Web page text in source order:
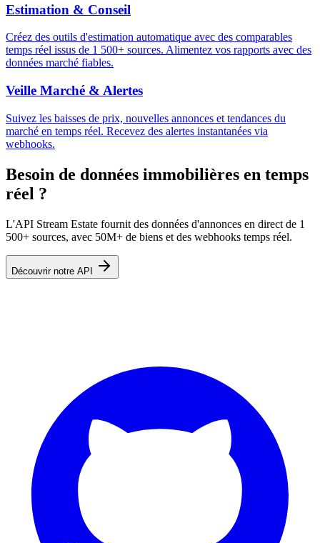
Estimation & Conseil
Créez des outils d'estimation automatique avec des comparables
temps réel issus de 1 500+ sources. Alimentez vos rapports avec des
données marché fiables.
Veille Marché & Alertes
Suivez les baisses de prix, nouvelles annonces et tendances du
marché en temps réel. Recevez des alertes instantanées via
webhooks.
Besoin de données immobilières en temps
réel ?
L'API Stream Estate fournit des données d'annonces en direct de 1
500+ sources, avec 50M+ de biens et des webhooks temps réel.
Découvrir notre API